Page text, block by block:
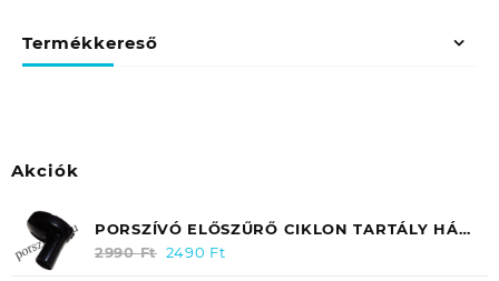
Termékkereső
Akciók
PORSZÍVÓ ELŐSZŰRŐ CIKLON TARTÁLY HÁZ
FELSŐ RÉSZ GÉGECSŐRE SAMSUNG
2990Ft Original
2490 FtCurrent